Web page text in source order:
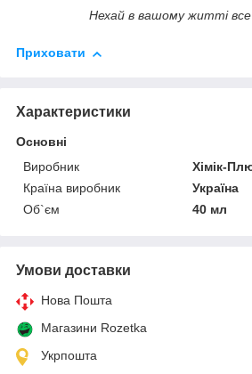
Нехай в вашому житті все
Приховати
Характеристики
Основні
Виробник
Хімік-
Країна виробник
Україна
Об`єм
40 мл
Умови доставки
Нова Пошта
Магазини Rozetka
Укрпошта